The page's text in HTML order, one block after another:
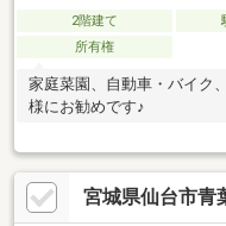
2階建て
所有権
家庭菜園、自動車・バイク
様にお勧めです♪
宮城県仙台市青